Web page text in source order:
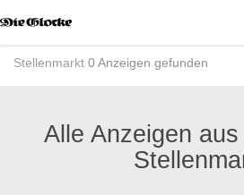
Modus
aktivieren
zurStellenmarkt 0 Anzeigen gefunden
Alle Anzeigen